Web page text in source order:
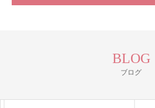
BLOG
ブログ